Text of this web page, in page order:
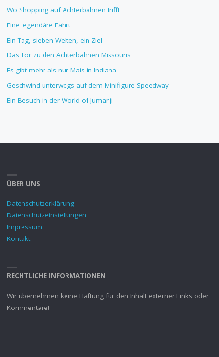
Wo Shopping auf Achterbahnen trifft
Eine legendäre Fahrt
Ein Tag, sieben Welten, ein Ziel
Das Tor zu den Achterbahnen Missouris
Es gibt mehr als nur Mais in Indiana
Geschwind unterwegs auf dem Minifigure Speedway
Ein Besuch in der World of Jumanji
ÜBER UNS
Datenschutzerklärung
Datenschutzeinstellungen
Impressum
Kontakt
RECHTLICHE INFORMATIONEN
Wir übernehmen keine Haftung für den Inhalt externer Links oder
Kommentare!